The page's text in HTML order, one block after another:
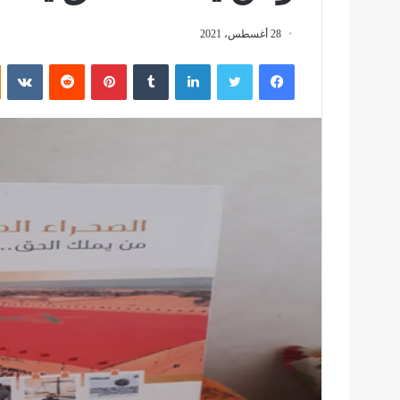
28 أغسطس، 2021
فيسبوك تويتر لينكدإن بينتيريست